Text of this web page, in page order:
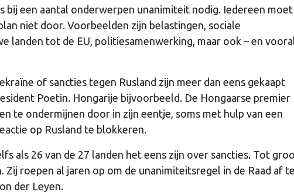
bij een aantal onderwerpen unanimiteit nodig. Iedereen moet
niet door. Voorbeelden zijn belastingen, sociale
landen tot de EU, politiesamenwerking, maar ook – en
of sancties tegen Rusland zijn meer dan eens gekaapt
Poetin. Hongarije bijvoorbeeld. De Hongaarse premier
te ondermijnen door in zijn eentje, soms met hulp van een
op Rusland te blokkeren.
als 26 van de 27 landen het eens zijn over sancties. Tot
roepen al jaren op om de unanimiteitsregel in de Raad af te
der Leyen.